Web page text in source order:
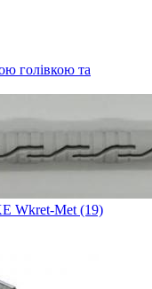
голівкою та
Wkret-Met (19)